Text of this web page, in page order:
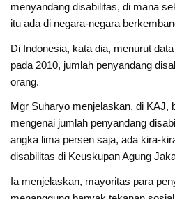
menyandang disabilitas, di mana
itu ada di negara-negara
Di Indonesia, kata dia, menurut
pada 2010, jumlah penyandang
orang.
Mgr Suharyo menjelaskan, di KAJ,
mengenai jumlah penyandang
angka lima persen saja, ada kira-
disabilitas di Keuskupan Agung
Ia menjelaskan, mayoritas para